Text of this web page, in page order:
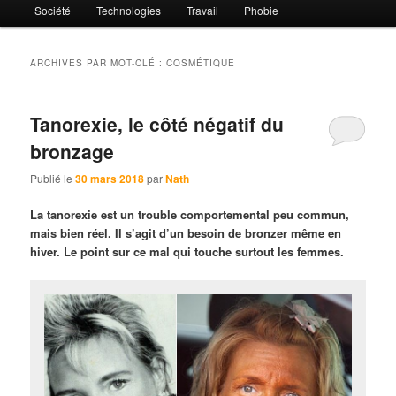
Société Technologies Travail Phobie
ARCHIVES PAR MOT-CLÉ :COSMÉTIQUE
Tanorexie, le côté négatif du
bronzage
Publié le30 mars 2018parNath
La tanorexie est un trouble comportemental peu commun,
mais bien réel. Il s’agit d’un besoin de bronzer même en
hiver. Le point sur ce mal qui touche surtout les femmes.